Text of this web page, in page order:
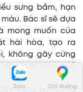
Zalo Chỉ đường
sưng bầm, hạn
Bác sĩ sẽ dựa
mong muốn của
hài hòa, tạo ra
không gây cứng
đặc biệt hiệu quả
vùng hõm, má